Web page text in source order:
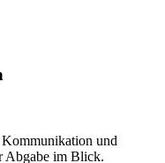
und
Abgabe im Blick.